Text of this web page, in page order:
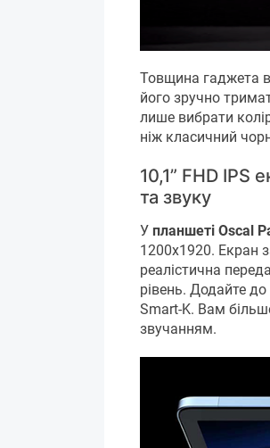
Товщина гаджета
його зручно
лише вибрати
ніж класичний
10,1” FHD IPS
та звуку
У планшеті Oscal
1200х1920. Екран
реалістична
рівень. Додайте
Smart-K. Вам
звучанням.